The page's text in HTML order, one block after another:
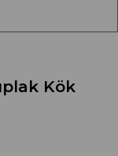
Kök